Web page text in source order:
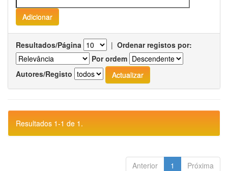
Resultados/Página | Ordenar registos por:
Por ordem
Autores/Registo
Resultados 1-1 de 1.
Anterior 1 Próxima